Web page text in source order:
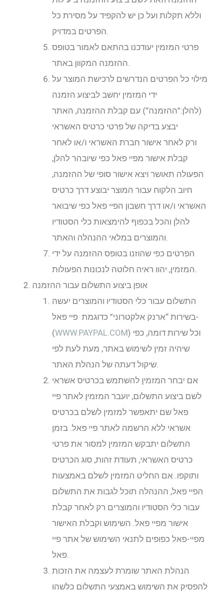
וללא תקלות ועל כן יש להקפיד על מסירת כל
פרטי המזמין יעודכנו בהתאם לאמור בטופס
מילוי כל הפרטים הנדרשים לרכישת המוצר על
ידי המזמין יחשב לביצוע הזמנה
(להלן:”ההזמנה”) עם קבלת ההזמנה, האתר
יבצע בדיקה של פרטי כרטיס האשראי
ורק לאחר אישור חברת האשראי ו/או לאחר
קבלת אישור מפיי פאל כפי שיובהר להלן,
הפעולה תאושר ויצא אישור סופי של ההזמנה,
חיוב הלקוח עבור המוצר יבוצע דרך כרטיס
האשראי ו/או דרך חשבון הפיי פאל כפי שיבואר
להלן והכל בכפוף להימצאות כלי הסטודיו
הפרטים כפי שהוזנו בטופס ההזמנה על ידי
אופן ביצוע התשלום עבור ההזמנה
התשלום עבור כלי הסטודיו והמוצרים יעשה
בשירות “ארנק אלקטרוני” כדוגמת פיי פאל-
(WWW.PAYPAL.COM) וכל שירות דומה, כפי
שיהיה זמין לשימוש באתר, מעת לעת לפי
אם יבחר המזמין להשתמש בכרטיס אשראי
לשם ביצוע התשלום, יועבר המזמין לאתר פיי
פאל שם יתאפשר למזמין לשלם בכרטיס
אשראי ללא הרשמה לאתר פיי פאל. בזמן
התשלום יתבקש המזמין למסור את פרטי
כרטיס האשראי, תעודת זהות, סוג הכרטיס
ותוקפו. אם החליט המזמין לשלם באמצעות
הפיי פאל, ההנהלה תוכל לגבות את התשלום
עבור כלי הסטודיו והמוצרים רק לאחר קבלת
אישור מפיי פאל. השימוש וקבלת האישור
מפיי-פאל כפופים לתנאי השימוש של אתר פיי
הנהלת האתר שומרת לעצמה את הזכות
להפסיק את השימוש באמצעי התשלום כלשהו